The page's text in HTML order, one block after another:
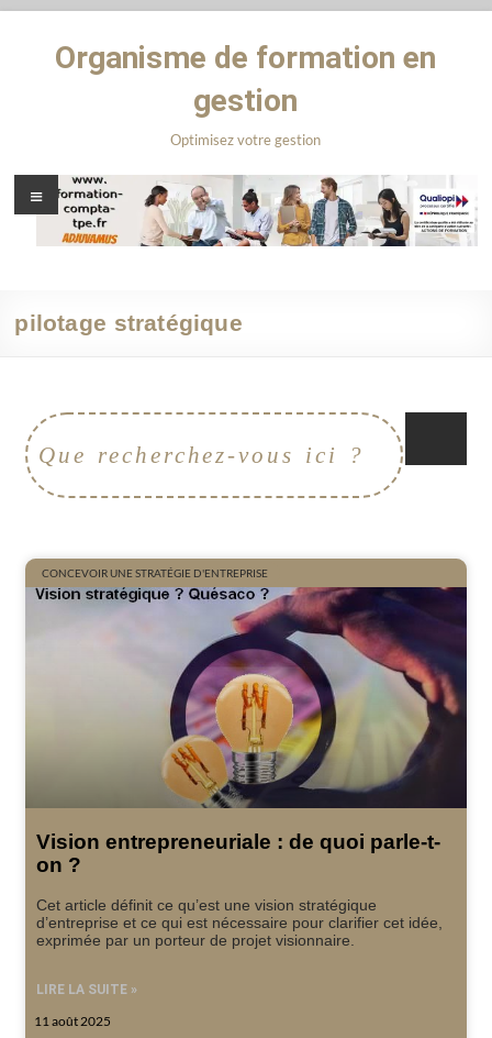
Organisme de formation en
gestion
Optimisez votre gestion
pilotage stratégique
CONCEVOIR UNE STRATÉGIE D'ENTREPRISE
Vision entrepreneuriale : de quoi parle-t-
on ?
Cet article définit ce qu’est une vision stratégique
d’entreprise et ce qui est nécessaire pour clarifier cet idée,
exprimée par un porteur de projet visionnaire.
LIRE LA SUITE »
11 août 2025